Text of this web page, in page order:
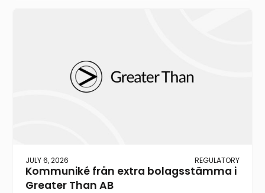
JULY 6, 2026 REGULATORY
Kommuniké från extra bolagsstämma i
Greater Than AB